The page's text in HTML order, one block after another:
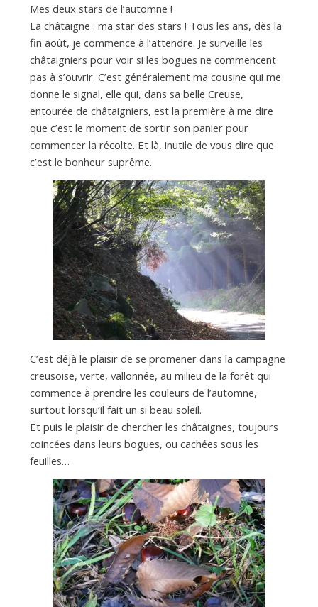
Mes deux stars de l’automne !
La châtaigne : ma star des stars ! Tous les ans, dès la
fin août, je commence à l’attendre. Je surveille les
châtaigniers pour voir si les bogues ne commencent
pas à s’ouvrir. C’est généralement ma cousine qui me
donne le signal, elle qui, dans sa belle Creuse,
entourée de châtaigniers, est la première à me dire
que c’est le moment de sortir son panier pour
commencer la récolte. Et là, inutile de vous dire que
c’est le bonheur suprême.
C’est déjà le plaisir de se promener dans la campagne
creusoise, verte, vallonnée, au milieu de la forêt qui
commence à prendre les couleurs de l’automne,
surtout lorsqu’il fait un si beau soleil.
Et puis le plaisir de chercher les châtaignes, toujours
coincées dans leurs bogues, ou cachées sous les
feuilles…